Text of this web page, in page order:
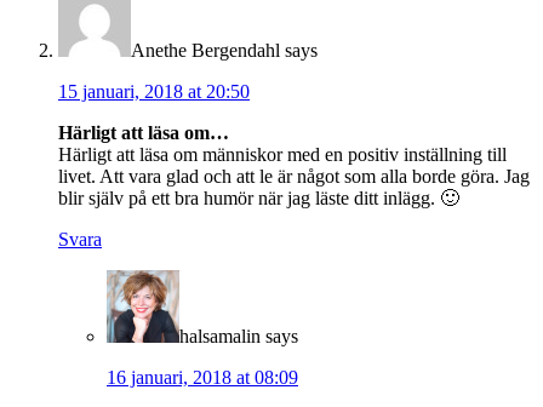
Anethe Bergendahl says
15 januari, 2018 at 20:50
Härligt att läsa om…
Härligt att läsa om människor med en positiv inställning till
livet. Att vara glad och att le är något som alla borde göra. Jag
blir själv på ett bra humör när jag läste ditt inlägg. 🙂
Svara
halsamalin says
16 januari, 2018 at 08:09